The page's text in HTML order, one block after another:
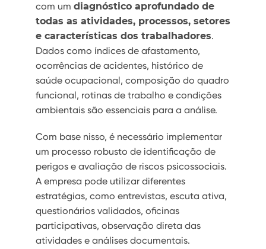
com um diagnóstico aprofundado de
todas as atividades, processos, setores
e características dos trabalhadores.
Dados como índices de afastamento,
ocorrências de acidentes, histórico de
saúde ocupacional, composição do quadro
funcional, rotinas de trabalho e condições
ambientais são essenciais para a análise.
Com base nisso, é necessário implementar
um processo robusto de identificação de
perigos e avaliação de riscos psicossociais.
A empresa pode utilizar diferentes
estratégias, como entrevistas, escuta ativa,
questionários validados, oficinas
participativas, observação direta das
atividades e análises documentais.